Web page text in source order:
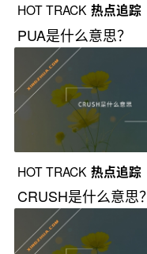
HOT TRACK 热点追踪
PUA是什么意思？
HOT TRACK 热点追踪
CRUSH是什么意思？